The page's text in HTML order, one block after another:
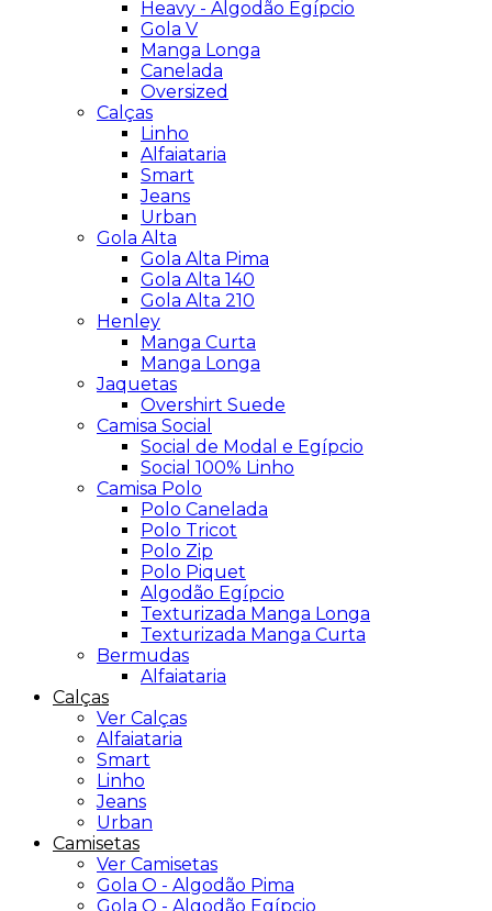
Heavy - Algodão Egípcio
Gola V
Manga Longa
Canelada
Oversized
Calças
Linho
Alfaiataria
Smart
Jeans
Urban
Gola Alta
Gola Alta Pima
Gola Alta 140
Gola Alta 210
Henley
Manga Curta
Manga Longa
Jaquetas
Overshirt Suede
Camisa Social
Social de Modal e Egípcio
Social 100% Linho
Camisa Polo
Polo Canelada
Polo Tricot
Polo Zip
Polo Piquet
Algodão Egípcio
Texturizada Manga Longa
Texturizada Manga Curta
Bermudas
Alfaiataria
Calças
Ver Calças
Alfaiataria
Smart
Linho
Jeans
Urban
Camisetas
Ver Camisetas
Gola O - Algodão Pima
Gola O - Algodão Egípcio